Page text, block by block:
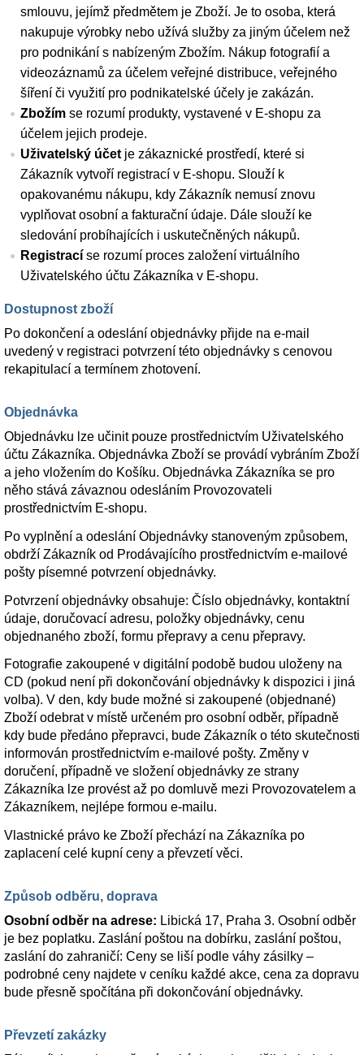
smlouvu, jejímž předmětem je Zboží. Je to osoba, která
nakupuje výrobky nebo užívá služby za jiným účelem než
pro podnikání s nabízeným Zbožím. Nákup fotografií a
videozáznamů za účelem veřejné distribuce, veřejného
šíření či využití pro podnikatelské účely je zakázán.
Zbožím se rozumí produkty, vystavené v E-shopu za
účelem jejich prodeje.
Uživatelský účet je zákaznické prostředí, které si
Zákazník vytvoří registrací v E-shopu. Slouží k
opakovanému nákupu, kdy Zákazník nemusí znovu
vyplňovat osobní a fakturační údaje. Dále slouží ke
sledování probíhajících i uskutečněných nákupů.
Registrací se rozumí proces založení virtuálního
Uživatelského účtu Zákazníka v E-shopu.
Dostupnost zboží
Po dokončení a odeslání objednávky přijde na e-mail
uvedený v registraci potvrzení této objednávky s cenovou
rekapitulací a termínem zhotovení.
Objednávka
Objednávku lze učinit pouze prostřednictvím Uživatelského
účtu Zákazníka. Objednávka Zboží se provádí vybráním Zboží
a jeho vložením do Košíku. Objednávka Zákazníka se pro
něho stává závaznou odesláním Provozovateli
prostřednictvím E-shopu.
Po vyplnění a odeslání Objednávky stanoveným způsobem,
obdrží Zákazník od Prodávajícího prostřednictvím e-mailové
pošty písemné potvrzení objednávky.
Potvrzení objednávky obsahuje: Číslo objednávky, kontaktní
údaje, doručovací adresu, položky objednávky, cenu
objednaného zboží, formu přepravy a cenu přepravy.
Fotografie zakoupené v digitální podobě budou uloženy na
CD (pokud není při dokončování objednávky k dispozici i jiná
volba). V den, kdy bude možné si zakoupené (objednané)
Zboží odebrat v místě určeném pro osobní odběr, případně
kdy bude předáno přepravci, bude Zákazník o této skutečnosti
informován prostřednictvím e-mailové pošty. Změny v
doručení, případně ve složení objednávky ze strany
Zákazníka lze provést až po domluvě mezi Provozovatelem a
Zákazníkem, nejlépe formou e-mailu.
Vlastnické právo ke Zboží přechází na Zákazníka po
zaplacení celé kupní ceny a převzetí věci.
Způsob odběru, doprava
Osobní odběr na adrese: Libická 17, Praha 3. Osobní odběr
je bez poplatku. Zaslání poštou na dobírku, zaslání poštou,
zaslání do zahraničí: Ceny se liší podle váhy zásilky –
podrobné ceny najdete v ceníku každé akce, cena za dopravu
bude přesně spočítána při dokončování objednávky.
Převzetí zakázky